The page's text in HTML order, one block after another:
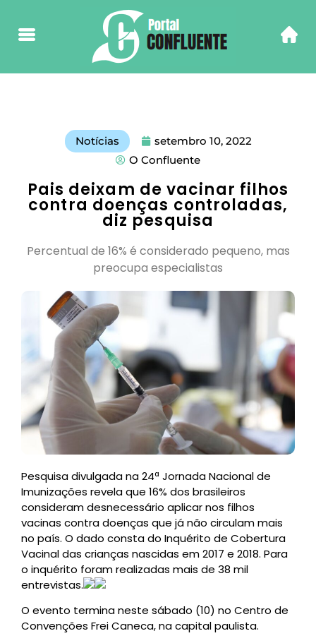
Notícias
setembro 10, 2022
O Confluente
Pais deixam de vacinar filhos
contra doenças controladas,
diz pesquisa
Percentual de 16% é considerado pequeno, mas
preocupa especialistas
Pesquisa divulgada na 24ª Jornada Nacional de
Imunizações revela que 16% dos brasileiros
consideram desnecessário aplicar nos filhos
vacinas contra doenças que já não circulam mais
no país. O dado consta do Inquérito de Cobertura
Vacinal das crianças nascidas em 2017 e 2018. Para
o inquérito foram realizadas mais de 38 mil
entrevistas.
O evento termina neste sábado (10) no Centro de
Convenções Frei Caneca, na capital paulista.